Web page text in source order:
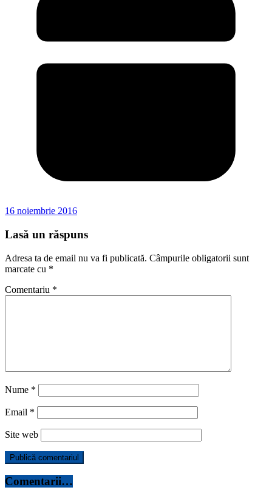
16 noiembrie 2016
Lasă un răspuns
Adresa ta de email nu va fi publicată. Câmpurile obligatorii sunt
marcate cu *
Comentariu *
Nume *
Email *
Site web
Comentarii…